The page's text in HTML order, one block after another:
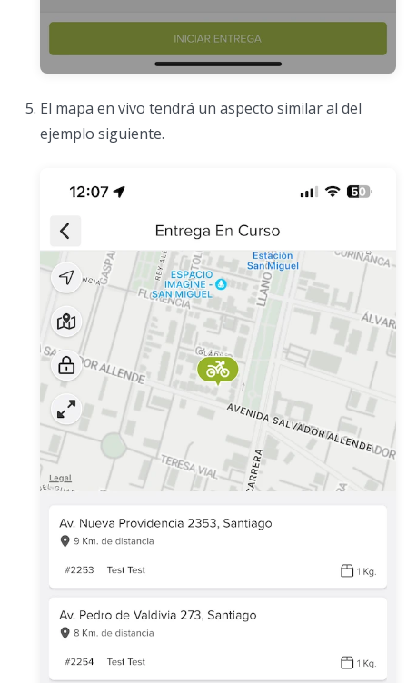
El mapa en vivo tendrá un aspecto similar al del
ejemplo siguiente.